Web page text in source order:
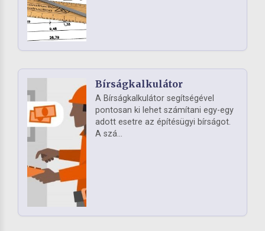
Bírságkalkulátor
A Bírságkalkulátor segítségével
pontosan ki lehet számítani egy-egy
adott esetre az építésügyi bírságot.
A szá...